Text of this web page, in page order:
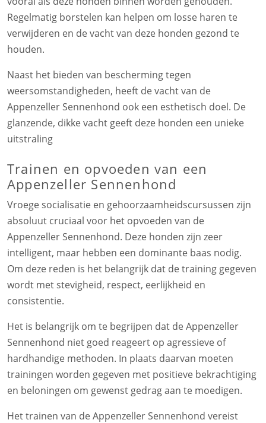
Regelmatig borstelen kan helpen om losse haren te
verwijderen en de vacht van deze honden gezond te
houden.
Naast het bieden van bescherming tegen
weersomstandigheden, heeft de vacht van de
Appenzeller Sennenhond ook een esthetisch doel. De
glanzende, dikke vacht geeft deze honden een unieke
uitstraling
Trainen en opvoeden van een
Appenzeller Sennenhond
Vroege socialisatie en gehoorzaamheidscursussen zijn
absoluut cruciaal voor het opvoeden van de
Appenzeller Sennenhond. Deze honden zijn zeer
intelligent, maar hebben een dominante baas nodig.
Om deze reden is het belangrijk dat de training gegeven
wordt met stevigheid, respect, eerlijkheid en
consistentie.
Het is belangrijk om te begrijpen dat de Appenzeller
Sennenhond niet goed reageert op agressieve of
hardhandige methoden. In plaats daarvan moeten
trainingen worden gegeven met positieve bekrachtiging
en beloningen om gewenst gedrag aan te moedigen.
Het trainen van de Appenzeller Sennenhond vereist